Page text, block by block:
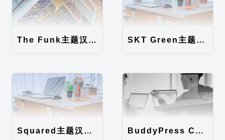
The Funk主题汉化包 SKT Green主题汉化包
Squared主题汉化包 BuddyPress Colours主题汉化包